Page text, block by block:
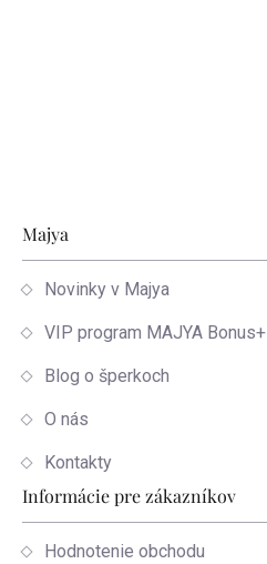
Zápätie
Majya
Novinky v Majya
VIP program MAJYA Bonus+
Blog o šperkoch
O nás
Kontakty
Informácie pre zákazníkov
Hodnotenie obchodu